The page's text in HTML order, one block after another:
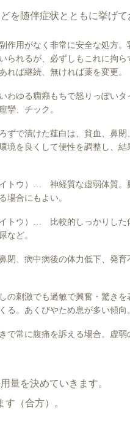
を随伴症状とともに挙げて
用がなく非常に安全な処方。
られるが、必ずしもこれに拘ら
れば継続、無ければ薬を変更。
ゆる癇癪もちで怒りっぽいタ
攣、チック。
で漬けた薤白は、貧血、鼻閉
境を良くして便性を調整し、結
トウ）… 神経質な虚弱体質。
場合にもよい。
トウ）… 比較的しっかりした
など。
、病中病後の体力低下、発育
刺激でも過敏で興奮・驚きを
る。あくびやため息が多い傾向。
常に腹痛を訴える場合。虚弱
量を決めていきます。
（合方）。